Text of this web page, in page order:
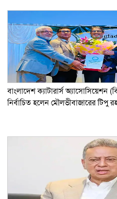
বাংলাদেশ ক্যাটারার্স অ্যাসোসিয়েশন
নির্বাচিত হলেন মৌলভীবাজারের টিপু